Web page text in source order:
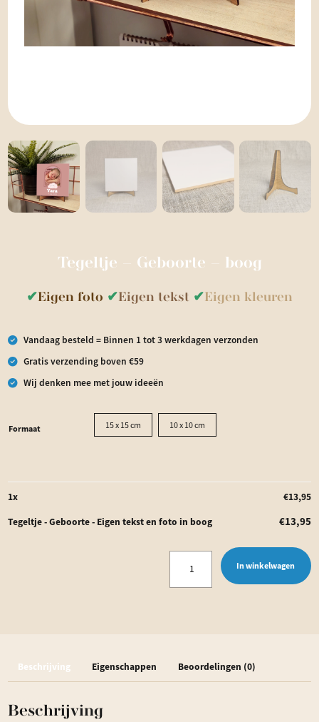
Tegeltje – Geboorte – boog
✔Eigen foto ✔Eigen tekst ✔Eigen kleuren
Formaat 15 x 15 cm 10 x 10 cm
1x €13,95
Tegeltje - Geboorte - Eigen tekst en foto in boog
€13,95
tekst
In winkelwagen
Vandaag besteld = Binnen 1 tot 3 werkdagen verzonden
Gratis verzending boven €59
Wij denken mee met jouw ideeën
Beschrijving Eigenschappen Beoordelingen (0)
Beschrijving